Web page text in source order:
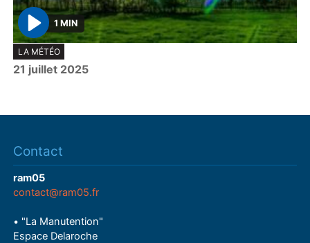
P
l
a
1 MIN
LA MÉTÉO
21 juillet 2025
Contact
ram05
contact@ram05.fr
• "La Manutention"
Espace Delaroche